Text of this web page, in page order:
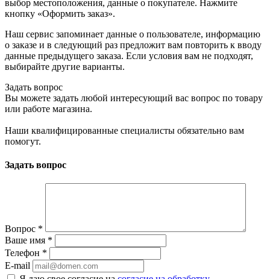
выбор местоположения, данные о покупателе. Нажмите
кнопку «Оформить заказ».
Наш сервис запоминает данные о пользователе, информацию
о заказе и в следующий раз предложит вам повторить к вводу
данные предыдущего заказа. Если условия вам не подходят,
выбирайте другие варианты.
Задать вопрос
Вы можете задать любой интересующий вас вопрос по товару
или работе магазина.
Наши квалифицированные специалисты обязательно вам
помогут.
Задать вопрос
Вопрос *
Ваше имя *
Телефон *
E-mail